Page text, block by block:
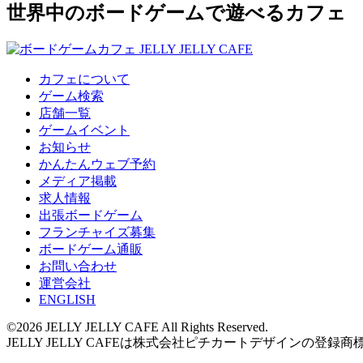
世界中のボードゲームで遊べるカフェ
カフェについて
ゲーム検索
店舗一覧
ゲームイベント
お知らせ
かんたんウェブ予約
メディア掲載
求人情報
出張ボードゲーム
フランチャイズ募集
ボードゲーム通販
お問い合わせ
運営会社
ENGLISH
©2026 JELLY JELLY CAFE All Rights Reserved.
JELLY JELLY CAFEは株式会社ピチカートデザインの登録商